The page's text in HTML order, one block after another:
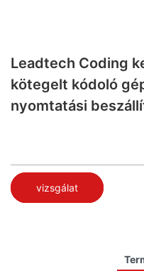
Leadtech Coding
kötegelt kódoló
nyomtatási
vizsgálat